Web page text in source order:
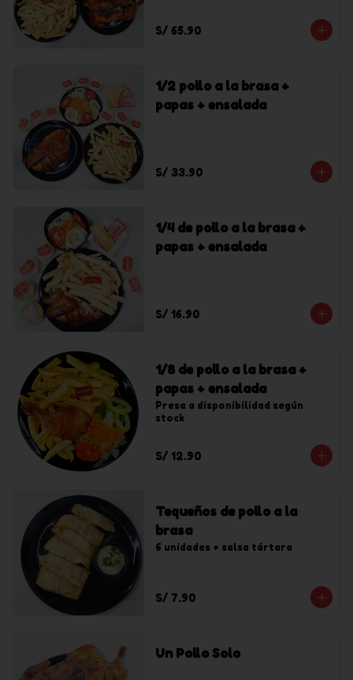
S/ 65.90
1/2 pollo a la brasa +
papas + ensalada
S/ 33.90
1/4 de pollo a la brasa +
papas + ensalada
S/ 16.90
1/8 de pollo a la brasa +
papas + ensalada
Presa a disponibilidad según
stock
S/ 12.90
Tequeños de pollo a la
brasa
6 unidades + salsa tártara
S/ 7.90
Un Pollo Solo